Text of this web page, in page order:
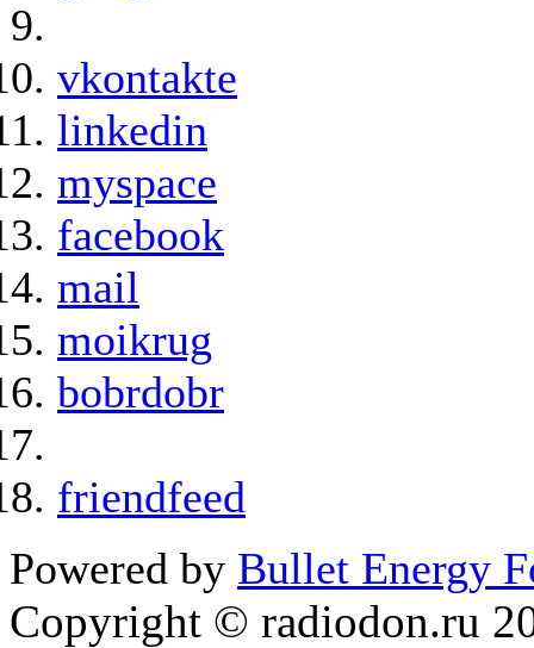
vkontakte
linkedin
myspace
facebook
mail
moikrug
bobrdobr
friendfeed
Powered by Bullet Energy
Copyright © radiodon.ru